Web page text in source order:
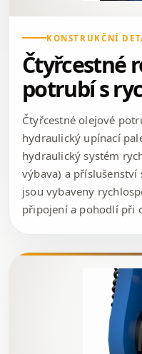
KONSTRUKČNÍ
Čtyřcestné
potrubí s
Čtyřcestné olejové
hydraulický upínací
hydraulický systém
výbava) a
jsou vybaveny
připojení a pohodlí při